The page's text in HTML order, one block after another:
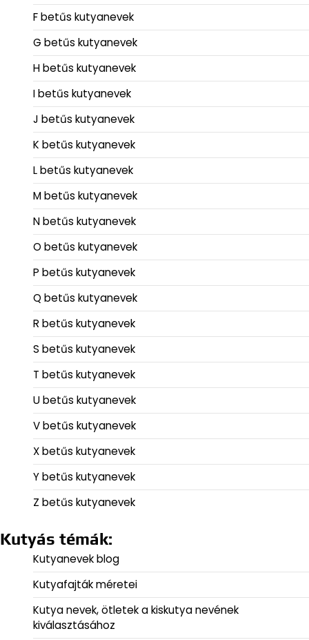
F betűs kutyanevek
G betűs kutyanevek
H betűs kutyanevek
I betűs kutyanevek
J betűs kutyanevek
K betűs kutyanevek
L betűs kutyanevek
M betűs kutyanevek
N betűs kutyanevek
O betűs kutyanevek
P betűs kutyanevek
Q betűs kutyanevek
R betűs kutyanevek
S betűs kutyanevek
T betűs kutyanevek
U betűs kutyanevek
V betűs kutyanevek
X betűs kutyanevek
Y betűs kutyanevek
Z betűs kutyanevek
Kutyás témák:
Kutyanevek blog
Kutyafajták méretei
Kutya nevek, ötletek a kiskutya nevének
kiválasztásához